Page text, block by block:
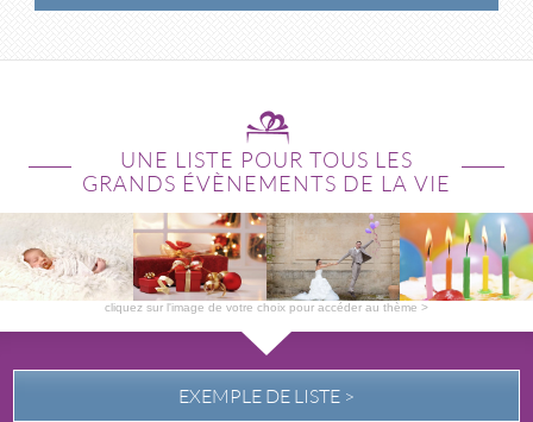
UNE LISTE POUR TOUS LES
GRANDS ÉVÈNEMENTS DE LA VIE
cliquez sur l'image de votre choix pour accéder au thème >
EXEMPLE DE LISTE >